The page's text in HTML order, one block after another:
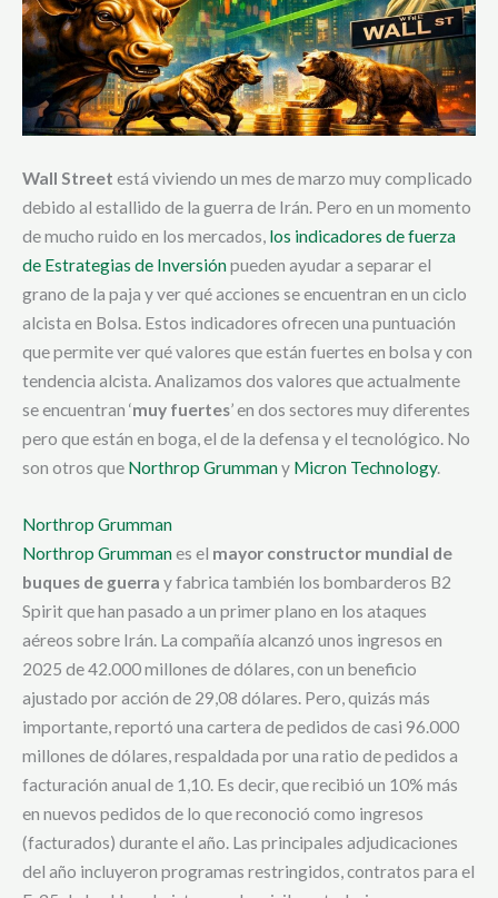
Wall Street está viviendo un mes de marzo muy complicado
debido al estallido de la guerra de Irán. Pero en un momento
de mucho ruido en los mercados, los indicadores de fuerza
de Estrategias de Inversiónpueden ayudar a separar el
grano de la paja y ver qué acciones se encuentran en un ciclo
alcista en Bolsa. Estos indicadores ofrecen una puntuación
que permite ver qué valores que están fuertes en bolsa y con
tendencia alcista. Analizamos dos valores que actualmente
se encuentran ‘muy fuertes’ en dos sectores muy diferentes
pero que están en boga, el de la defensa y el tecnológico. No
son otros que Northrop Grummany Micron Technology.
Northrop Grumman
Northrop Grummanes el mayor constructor mundial de
buques de guerra y fabrica también los bombarderos B2
Spirit que han pasado a un primer plano en los ataques
aéreos sobre Irán. La compañía alcanzó unos ingresos en
2025 de 42.000 millones de dólares, con un beneficio
ajustado por acción de 29,08 dólares. Pero, quizás más
importante, reportó una cartera de pedidos de casi 96.000
millones de dólares, respaldada por una ratio de pedidos a
facturación anual de 1,10. Es decir, que recibió un 10% más
en nuevos pedidos de lo que reconoció como ingresos
(facturados) durante el año. Las principales adjudicaciones
del año incluyeron programas restringidos, contratos para el